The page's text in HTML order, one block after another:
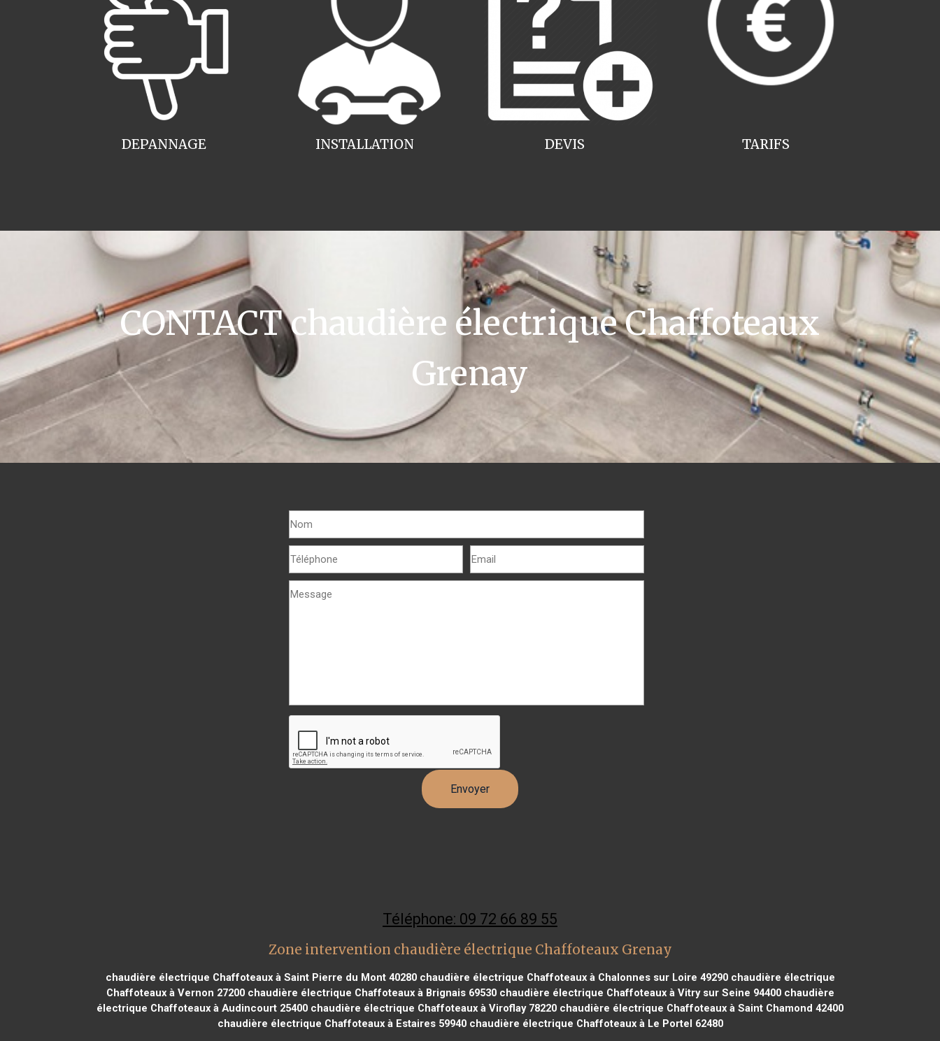
INSTALLATION
DEPANNAGE TARIFS
DEVIS
CONTACT chaudière électrique Chaffoteaux
Grenay
Téléphone: 09 72 66 89 55
Zone intervention chaudière électrique Chaffoteaux Grenay
chaudière électrique Chaffoteaux à Saint Pierre du Mont 40280chaudière électrique Chaffoteaux à Chalonnes sur Loire 49290chaudière électrique
Chaffoteaux à Vernon 27200chaudière électrique Chaffoteaux à Brignais 69530chaudière électrique Chaffoteaux à Vitry sur Seine 94400chaudière
électrique Chaffoteaux à Audincourt 25400 chaudière électrique Chaffoteaux à Viroflay 78220 chaudière électrique Chaffoteaux à Saint Chamond 42400
chaudière électrique Chaffoteaux à Estaires 59940chaudière électrique Chaffoteaux à Le Portel 62480